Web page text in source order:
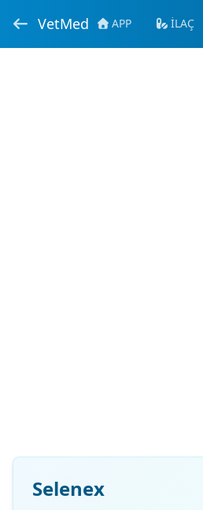
VetMed APP İLAÇ
Selenex